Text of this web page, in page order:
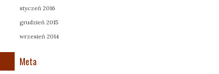
styczeń 2016
grudzień 2015
wrzesień 2014
Meta